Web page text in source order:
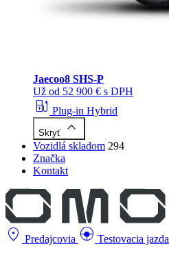
Jaecoo8 SHS-P
Už od 52 900 € s DPH
ev_station Plug-in Hybrid
Skryť keyboard_arrow_up
Vozidlá skladom 294
Značka
Kontakt
location_on Predajcovia search_hands_free Testovacia jazda